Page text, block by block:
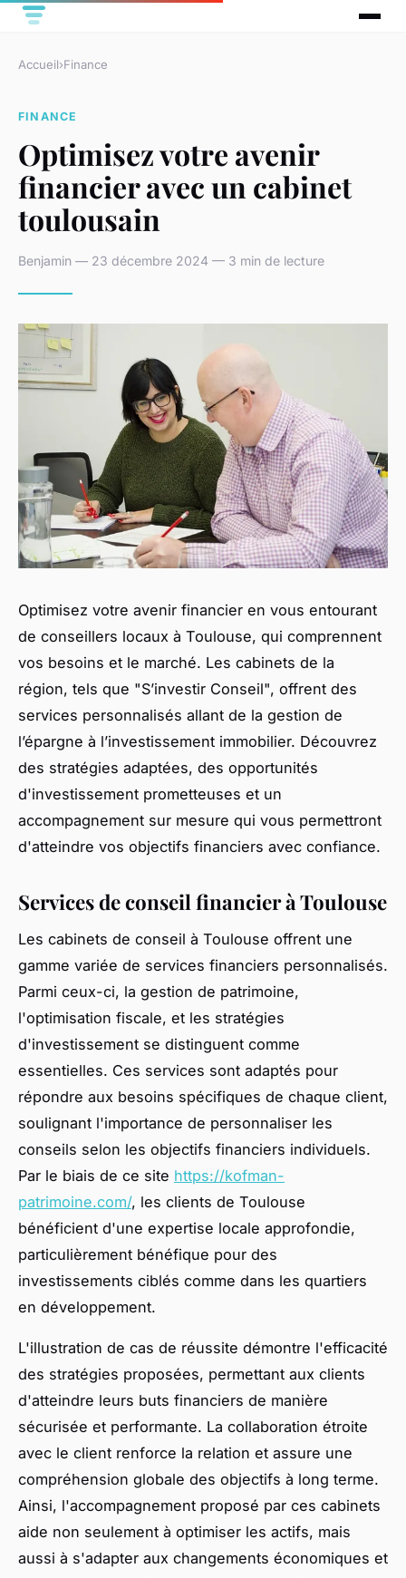
Accueil›Finance
FINANCE
Optimisez votre avenir
financier avec un cabinet
toulousain
Benjamin — 23 décembre 2024 — 3 min de lecture
Optimisez votre avenir financier en vous entourant
de conseillers locaux à Toulouse, qui comprennent
vos besoins et le marché. Les cabinets de la
région, tels que "S’investir Conseil", offrent des
services personnalisés allant de la gestion de
l’épargne à l’investissement immobilier. Découvrez
des stratégies adaptées, des opportunités
d'investissement prometteuses et un
accompagnement sur mesure qui vous permettront
d'atteindre vos objectifs financiers avec confiance.
Services de conseil financier à Toulouse
Les cabinets de conseil à Toulouse offrent une
gamme variée de services financiers personnalisés.
Parmi ceux-ci, la gestion de patrimoine,
l'optimisation fiscale, et les stratégies
d'investissement se distinguent comme
essentielles. Ces services sont adaptés pour
répondre aux besoins spécifiques de chaque client,
soulignant l'importance de personnaliser les
conseils selon les objectifs financiers individuels.
Par le biais de ce site https://kofman-
patrimoine.com/, les clients de Toulouse
bénéficient d'une expertise locale approfondie,
particulièrement bénéfique pour des
investissements ciblés comme dans les quartiers
en développement.
L'illustration de cas de réussite démontre l'efficacité
des stratégies proposées, permettant aux clients
d'atteindre leurs buts financiers de manière
sécurisée et performante. La collaboration étroite
avec le client renforce la relation et assure une
compréhension globale des objectifs à long terme.
Ainsi, l'accompagnement proposé par ces cabinets
aide non seulement à optimiser les actifs, mais
aussi à s'adapter aux changements économiques et